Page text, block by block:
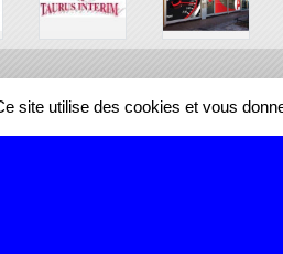
site utilise des cookies et vous